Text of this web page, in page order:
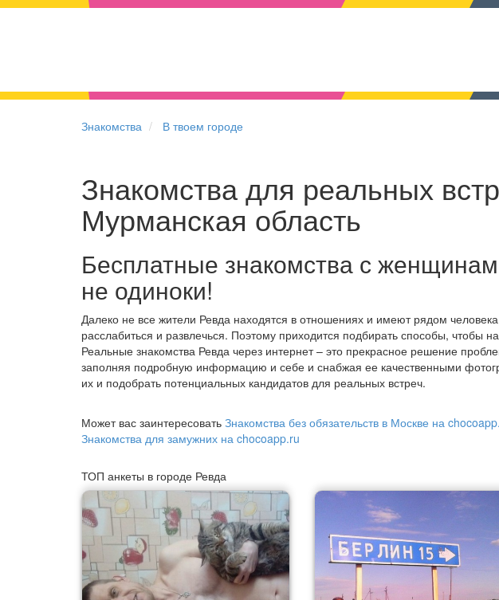
Знакомства В твоем городе
Знакомства для реальных
Мурманская область
Бесплатные знакомства с
не одиноки!
Далеко не все жители Ревда находятся в отношениях и имеют рядом
расслабиться и развлечься. Поэтому приходится подбирать способы, чтобы
Реальные знакомства Ревда через интернет – это прекрасное решение
заполняя подробную информацию и себе и снабжая ее качественными
их и подобрать потенциальных кандидатов для реальных встреч.
Может вас заинтересовать Знакомства без обязательств в Москве на
Знакомства для замужних на chocoapp.ru
ТОП анкеты в городе Ревда